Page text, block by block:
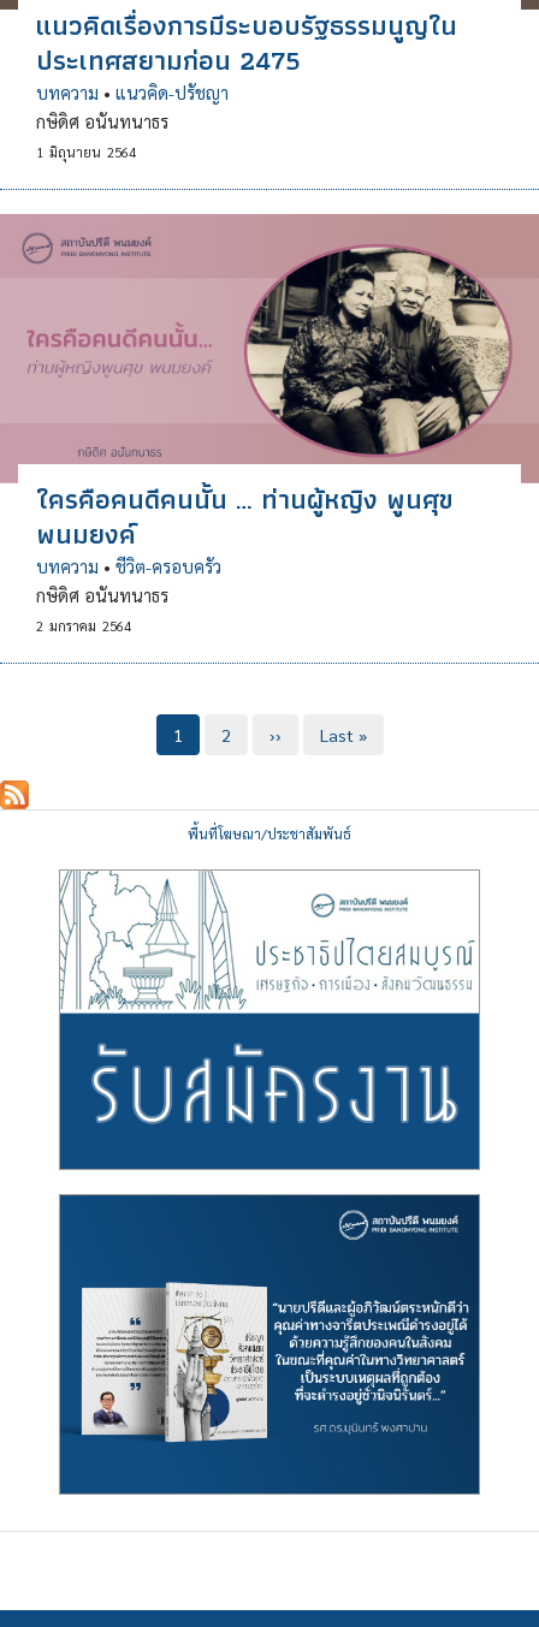
แนวคิดเรื่องการมีระบอบรัฐธรรมนูญใน
ประเทศสยามก่อน 2475
บทความ • แนวคิด-ปรัชญา
กษิดิศ อนันทนาธร
1 มิถุนายน 2564
ใครคือคนดีคนนั้น … ท่านผู้หญิง พูนศุข
พนมยงค์
บทความ • ชีวิต-ครอบครัว
กษิดิศ อนันทนาธร
2 มกราคม 2564
Current
1 Page
2
Next
››
Last
Last »
พื้นที่โฆษณา/ประชาสัมพันธ์